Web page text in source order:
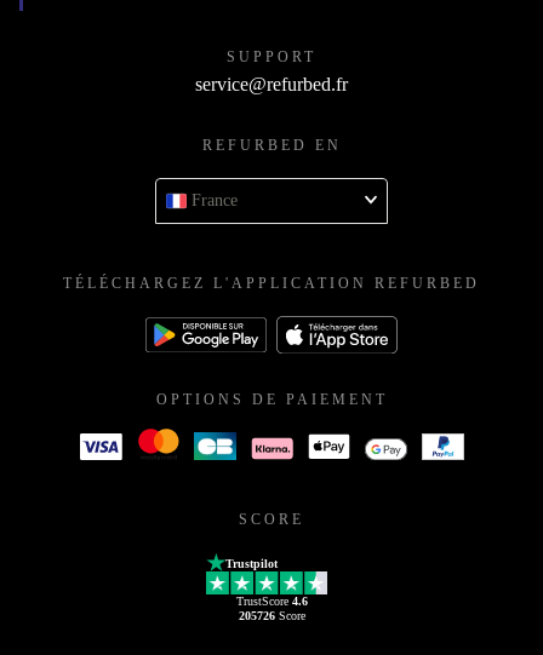
SUPPORT
service@refurbed.fr
REFURBED EN
France
TÉLÉCHARGEZ L'APPLICATION REFURBED
OPTIONS DE PAIEMENT
SCORE
Trustpilot
TrustScore 4.6
205726Score